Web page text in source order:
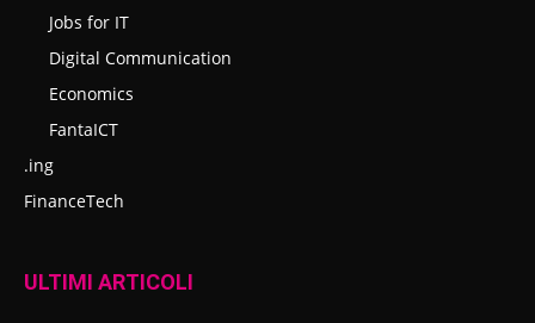
Jobs for IT
Digital Communication
Economics
FantaICT
.ing
FinanceTech
ULTIMI ARTICOLI